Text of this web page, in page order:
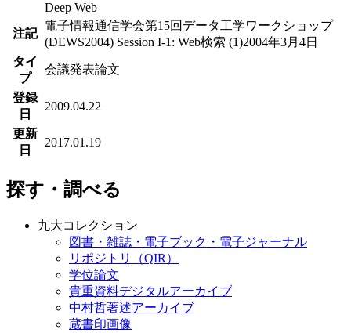
Deep Web
注記
電子情報通信学会第15回データ工学ワークショップ
(DEWS2004) Session I-1: Web検索 (1)2004年3月4日
タイ
プ
会議発表論文
登録
日
2009.04.22
更新
日
2017.01.19
探す・調べる
九大コレクション
図書・雑誌・電子ブック・電子ジャーナル
リポジトリ（QIR）
学位論文
貴重資料デジタルアーカイブ
中村哲著述アーカイブ
蔵書印画像